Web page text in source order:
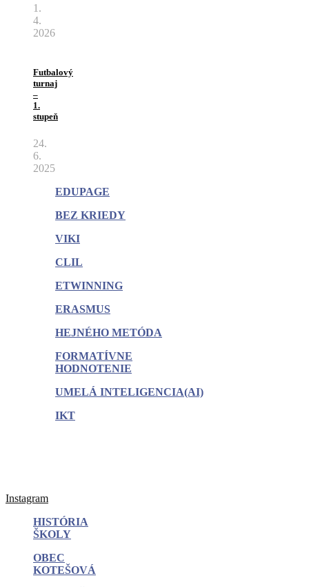
1.
4.
2026
Futbalový
turnaj
–
1.
stupeň
24.
6.
2025
EDUPAGE
BEZ KRIEDY
VIKI
CLIL
ETWINNING
ERASMUS
HEJNÉHO METÓDA
FORMATÍVNE
HODNOTENIE
UMELÁ INTELIGENCIA(AI)
IKT
Instagram
HISTÓRIA
ŠKOLY
OBEC
KOTEŠOVÁ